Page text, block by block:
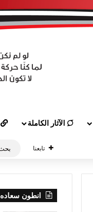
الآثار الكاملة
تابعنا
انطون سعاده